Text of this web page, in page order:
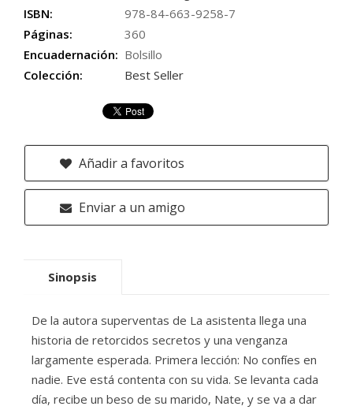
ISBN:
978-84-663-9258-7
Páginas:
360
Encuadernación: Bolsillo
Colección:
Best Seller
Añadir a favoritos
Enviar a un amigo
Sinopsis
De la autora superventas de La asistenta llega una
historia de retorcidos secretos y una venganza
largamente esperada. Primera lección: No confíes en
nadie. Eve está contenta con su vida. Se levanta cada
día, recibe un beso de su marido, Nate, y se va a dar